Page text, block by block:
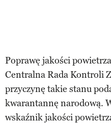
Poprawę jakości
Centralna Rada Kontroli
przyczynę takie stanu
kwarantannę narodową.
wskaźnik jakości